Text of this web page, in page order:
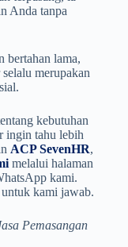
Anda tanpa
bertahan lama,
merupakan
kebutuhan
ingin tahu lebih
ACP SevenHR,
melalui halaman
kami.
kami jawab.
Pemasangan